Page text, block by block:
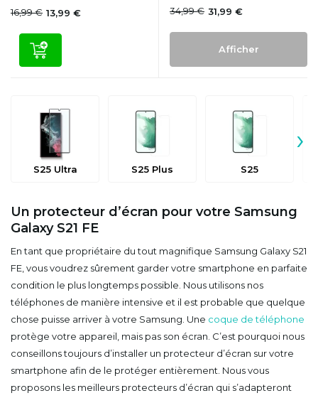
16,99 € 13,99 €
34,99 € 31,99 €
Afficher
S25 Ultra S25 Plus S25
›
Un protecteur d’écran pour votre Samsung
Galaxy S21 FE
En tant que propriétaire du tout magnifique Samsung Galaxy S21
FE, vous voudrez sûrement garder votre smartphone en parfaite
condition le plus longtemps possible. Nous utilisons nos
téléphones de manière intensive et il est probable que quelque
chose puisse arriver à votre Samsung. Une coque de téléphone
protège votre appareil, mais pas son écran. C’est pourquoi nous
conseillons toujours d’installer un protecteur d’écran sur votre
smartphone afin de le protéger entièrement. Nous vous
proposons les meilleurs protecteurs d’écran qui s’adapteront